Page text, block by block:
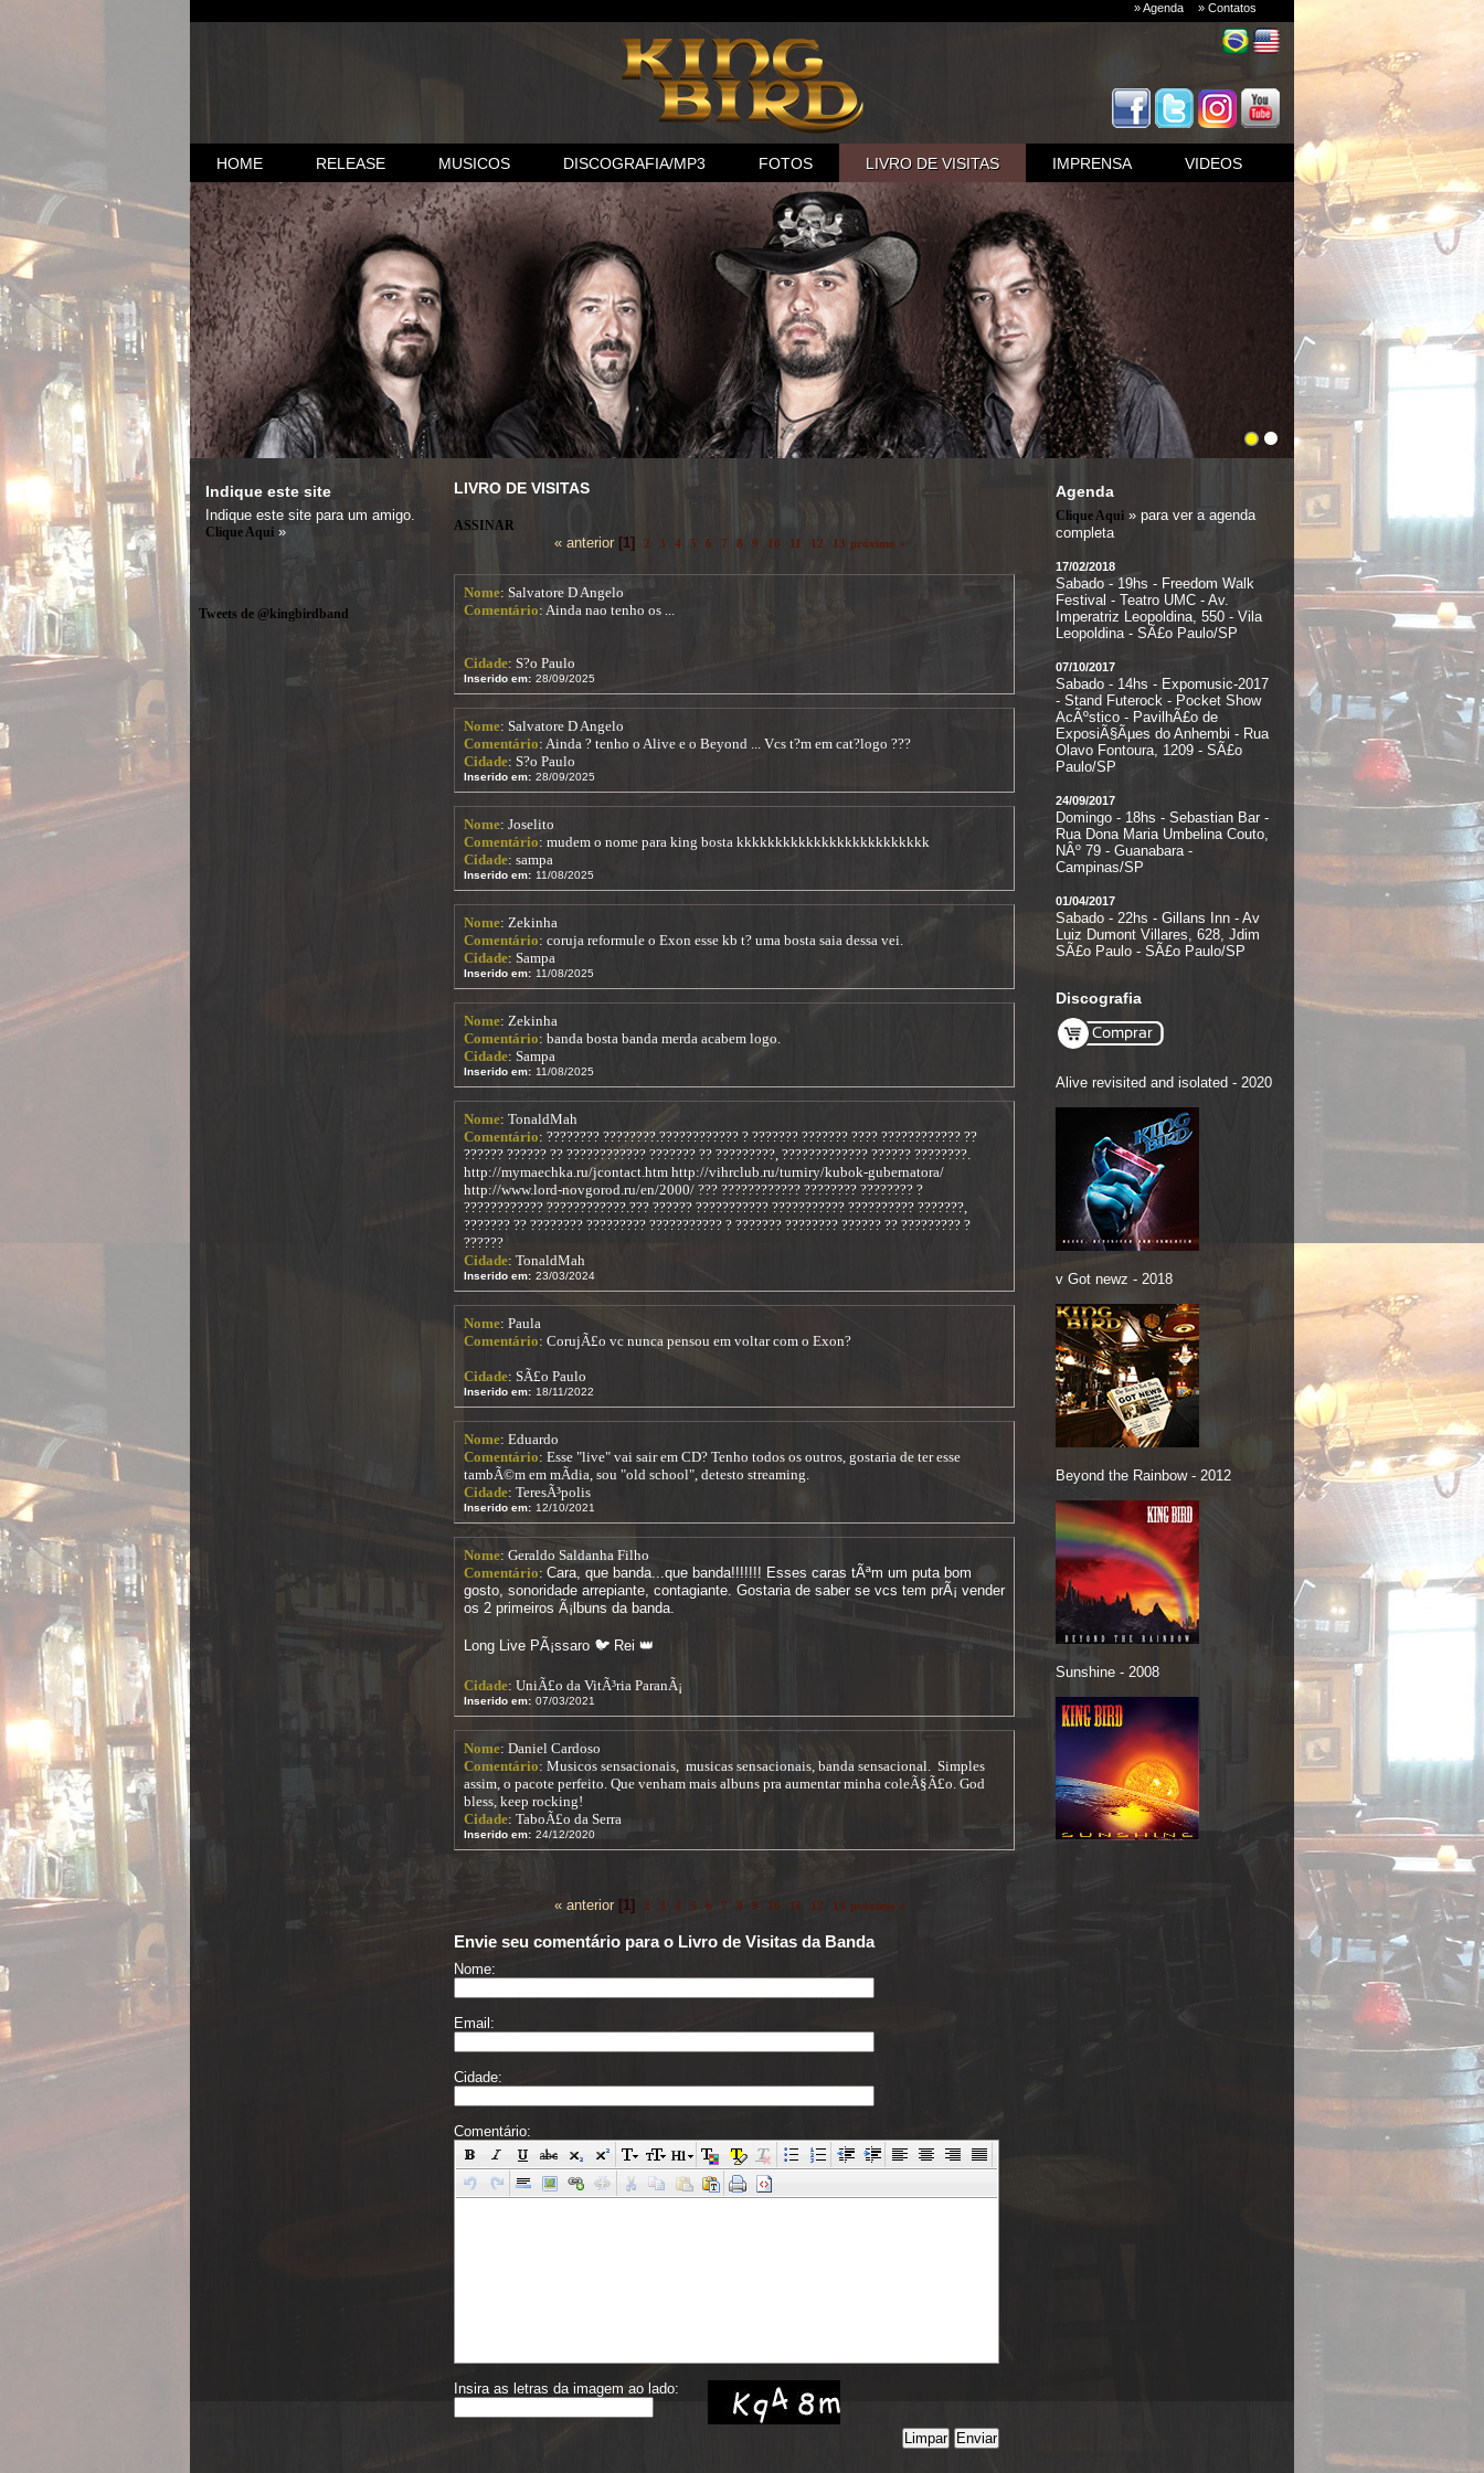
» Agenda » Contatos
HOME RELEASE MUSICOS DISCOGRAFIA/MP3 FOTOS LIVRO DE VISITAS IMPRENSA VIDEOS
Indique este site
Indique este site para um amigo.
Clique Aqui »
Tweets de @kingbirdband
LIVRO DE VISITAS
ASSINAR
« anterior [1] 2 3 4 5 6 7 8 9 10 11 12 13 próximo »
Nome: Salvatore D Angelo
Comentário: Ainda nao tenho os ...
Cidade: S?o Paulo
Inserido em: 28/09/2025
Nome: Salvatore D Angelo
Comentário: Ainda ? tenho o Alive e o Beyond ... Vcs t?m em cat?logo ???
Cidade: S?o Paulo
Inserido em: 28/09/2025
Nome: Joselito
Comentário: mudem o nome para king bosta kkkkkkkkkkkkkkkkkkkkkkkkk
Cidade: sampa
Inserido em: 11/08/2025
Nome: Zekinha
Comentário: coruja reformule o Exon esse kb t? uma bosta saia dessa vei.
Cidade: Sampa
Inserido em: 11/08/2025
Nome: Zekinha
Comentário: banda bosta banda merda acabem logo.
Cidade: Sampa
Inserido em: 11/08/2025
Nome: TonaldMah
Comentário: ???????? ????????.???????????? ? ??????? ??????? ???? ???????????? ??
?????? ?????? ?? ???????????? ??????? ?? ?????????, ????????????? ?????? ????????.
http://mymaechka.ru/jcontact.htm http://vihrclub.ru/turniry/kubok-gubernatora/
http://www.lord-novgorod.ru/en/2000/ ??? ???????????? ???????? ???????? ?
???????????? ????????????.??? ?????? ??????????? ??????????? ?????????? ???????,
??????? ?? ???????? ????????? ??????????? ? ??????? ???????? ?????? ?? ????????? ?
??????
Cidade: TonaldMah
Inserido em: 23/03/2024
Nome: Paula
Comentário: CorujÃ£o vc nunca pensou em voltar com o Exon?
Cidade: SÃ£o Paulo
Inserido em: 18/11/2022
Nome: Eduardo
Comentário: Esse "live" vai sair em CD? Tenho todos os outros, gostaria de ter esse
tambÃ©m em mÃ­dia, sou "old school", detesto streaming.
Cidade: TeresÃ³polis
Inserido em: 12/10/2021
Nome: Geraldo Saldanha Filho
Comentário: Cara, que banda...que banda!!!!!!! Esses caras tÃªm um puta bom
gosto, sonoridade arrepiante, contagiante. Gostaria de saber se vcs tem prÃ¡ vender
os 2 primeiros Ã¡lbuns da banda.
Long Live PÃ¡ssaro 🐦 Rei 👑
Cidade: UniÃ£o da VitÃ³ria ParanÃ¡
Inserido em: 07/03/2021
Nome: Daniel Cardoso
Comentário: Musicos sensacionais, musicas sensacionais, banda sensacional. Simples
assim, o pacote perfeito. Que venham mais albuns pra aumentar minha coleÃ§Ã£o. God
bless, keep rocking!
Cidade: TaboÃ£o da Serra
Inserido em: 24/12/2020
« anterior [1] 2 3 4 5 6 7 8 9 10 11 12 13 próximo »
Envie seu comentário para o Livro de Visitas da Banda
Nome:
Email:
Cidade:
Comentário:
Insira as letras da imagem ao lado:
Agenda
Clique Aqui » para ver a agenda
completa
17/02/2018
Sabado - 19hs - Freedom Walk
Festival - Teatro UMC - Av.
Imperatriz Leopoldina, 550 - Vila
Leopoldina - SÃ£o Paulo/SP
07/10/2017
Sabado - 14hs - Expomusic-2017
- Stand Futerock - Pocket Show
AcÃºstico - PavilhÃ£o de
ExposiÃ§Ãµes do Anhembi - Rua
Olavo Fontoura, 1209 - SÃ£o
Paulo/SP
24/09/2017
Domingo - 18hs - Sebastian Bar -
Rua Dona Maria Umbelina Couto,
NÂº 79 - Guanabara -
Campinas/SP
01/04/2017
Sabado - 22hs - Gillans Inn - Av
Luiz Dumont Villares, 628, Jdim
SÃ£o Paulo - SÃ£o Paulo/SP
Discografia
Alive revisited and isolated - 2020
v Got newz - 2018
Beyond the Rainbow - 2012
Sunshine - 2008